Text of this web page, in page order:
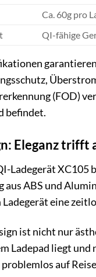
Ca. 60g pro
QI-fähige
(FOD)
befindet.
Eleganz
Ladegerät XC105
aus ABS und
eine
ist nicht nur
Ladepad liegt
problemlos auf